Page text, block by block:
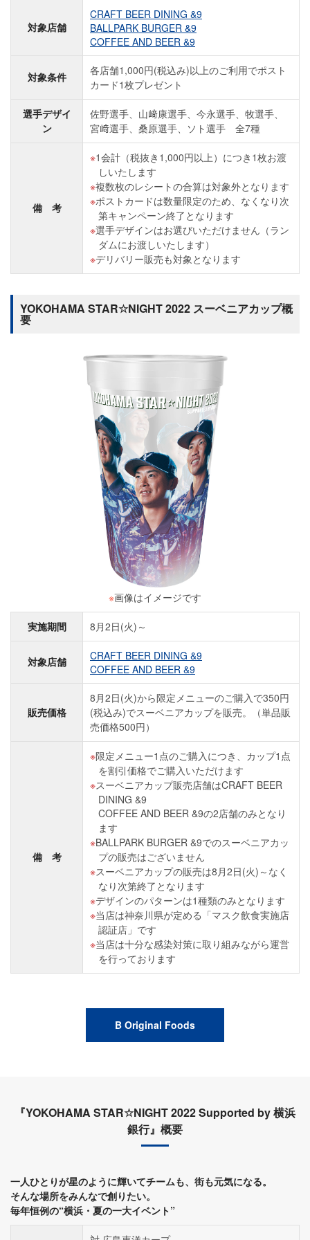
対象店舗
CRAFT BEER DINING &9
BALLPARK BURGER &9
COFFEE AND BEER &9
対象条件
各店舗1,000円(税込み)以上のご利用でポスト
カード1枚プレゼント
選手デザイ
ン
佐野選手、山﨑康選手、今永選手、牧選手、
宮﨑選手、桑原選手、ソト選手 全7種
備 考
1会計（税抜き1,000円以上）につき1枚お渡
しいたします
複数枚のレシートの合算は対象外となります
ポストカードは数量限定のため、なくなり次
第キャンペーン終了となります
選手デザインはお選びいただけません（ラン
ダムにお渡しいたします）
デリバリー販売も対象となります
YOKOHAMA STAR☆NIGHT 2022 スーベニアカップ概
要
※画像はイメージです
実施期間 8月2日(火)～
対象店舗
CRAFT BEER DINING &9
COFFEE AND BEER &9
販売価格
8月2日(火)から限定メニューのご購入で350円
(税込み)でスーベニアカップを販売。（単品販
売価格500円）
備 考
限定メニュー1点のご購入につき、カップ1点
を割引価格でご購入いただけます
スーベニアカップ販売店舗はCRAFT BEER
DINING &9
COFFEE AND BEER &9の2店舗のみとなり
ます
BALLPARK BURGER &9でのスーベニアカッ
プの販売はございません
スーベニアカップの販売は8月2日(火)～なく
なり次第終了となります
デザインのパターンは1種類のみとなります
当店は神奈川県が定める「マスク飲食実施店
認証店」です
当店は十分な感染対策に取り組みながら運営
を行っております
B Original Foods
『YOKOHAMA STAR☆NIGHT 2022 Supported by 横浜
銀行』概要
一人ひとりが星のように輝いてチームも、街も元気になる。
そんな場所をみんなで創りたい。
毎年恒例の“横浜・夏の一大イベント”